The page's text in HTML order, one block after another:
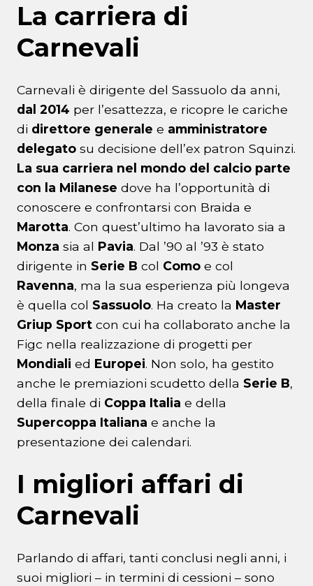
La carriera di
Carnevali
Carnevali è dirigente del Sassuolo da anni,
dal 2014 per l’esattezza, e ricopre le cariche
di direttore generale e amministratore
delegato su decisione dell’ex patron Squinzi.
La sua carriera nel mondo del calcio parte
con la Milanese dove ha l’opportunità di
conoscere e confrontarsi con Braida e
Marotta. Con quest’ultimo ha lavorato sia a
Monza sia al Pavia. Dal ’90 al ’93 è stato
dirigente in Serie B col Como e col
Ravenna, ma la sua esperienza più longeva
è quella col Sassuolo. Ha creato la Master
Griup Sport con cui ha collaborato anche la
Figc nella realizzazione di progetti per
Mondiali ed Europei. Non solo, ha gestito
anche le premiazioni scudetto della Serie B,
della finale di Coppa Italia e della
Supercoppa Italiana e anche la
presentazione dei calendari.
I migliori affari di
Carnevali
Parlando di affari, tanti conclusi negli anni, i
suoi migliori – in termini di cessioni – sono